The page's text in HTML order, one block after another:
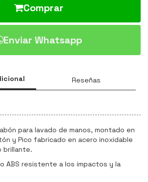
Comprar
Enviar Whatsapp
Reseñas
para lavado de manos, montado en
y Pico fabricado en acero inoxidable
brillante.
ABS resistente a los impactos y la